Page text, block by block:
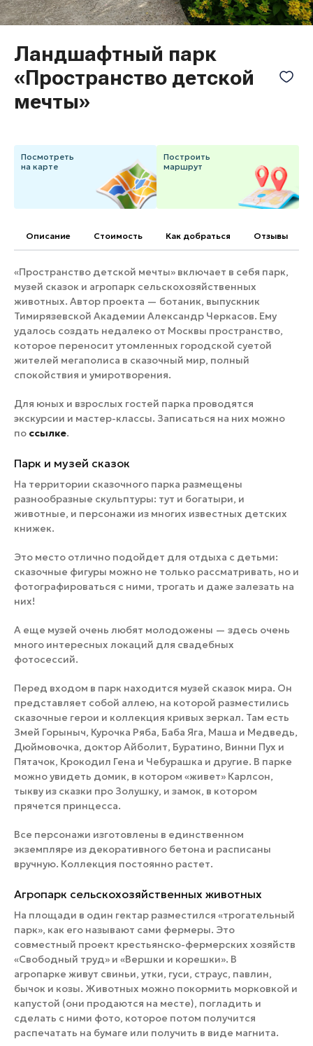
Банные комплексы
Спецпроекты
Инвестиционный портал
Федоскинская фабрика
Пикник в Подмосковье
Золотое кольцо России
Войти
Инвесторам
Особо охраняемые
Ландшафтный парк
«Пространство детской
мечты»
Посмотреть
на карте
Построить
маршрут
Описание Cтоимость Как добраться Отзывы
«Пространство детской мечты» включает в себя парк,
музей сказок и агропарк сельскохозяйственных
животных. Автор проекта — ботаник, выпускник
Тимирязевской Академии Александр Черкасов. Ему
удалось создать недалеко от Москвы пространство,
которое переносит утомленных городской суетой
жителей мегаполиса в сказочный мир, полный
спокойствия и умиротворения.
Для юных и взрослых гостей парка проводятся
экскурсии и мастер-классы. Записаться на них можно
по ссылке.
Парк и музей сказок
На территории сказочного парка размещены
разнообразные скульптуры: тут и богатыри, и
животные, и персонажи из многих известных детских
книжек.
Это место отлично подойдет для отдыха с детьми:
сказочные фигуры можно не только рассматривать, но и
фотографироваться с ними, трогать и даже залезать на
них!
А еще музей очень любят молодожены — здесь очень
много интересных локаций для свадебных
фотосессий.
Перед входом в парк находится музей сказок мира. Он
представляет собой аллею, на которой разместились
сказочные герои и коллекция кривых зеркал. Там есть
Змей Горыныч, Курочка Ряба, Баба Яга, Маша и Медведь,
Дюймовочка, доктор Айболит, Буратино, Винни Пух и
Пятачок, Крокодил Гена и Чебурашка и другие. В парке
можно увидеть домик, в котором «живет» Карлсон,
тыкву из сказки про Золушку, и замок, в котором
прячется принцесса.
Все персонажи изготовлены в единственном
экземпляре из декоративного бетона и расписаны
вручную. Коллекция постоянно растет.
Агропарк сельскохозяйственных животных
На площади в один гектар разместился «трогательный
парк», как его называют сами фермеры. Это
совместный проект крестьянско-фермерских хозяйств
«Свободный труд» и «Вершки и корешки». В
агропарке живут свиньи, утки, гуси, страус, павлин,
бычок и козы. Животных можно покормить морковкой и
капустой (они продаются на месте), погладить и
сделать с ними фото, которое потом получится
распечатать на бумаге или получить в виде магнита.